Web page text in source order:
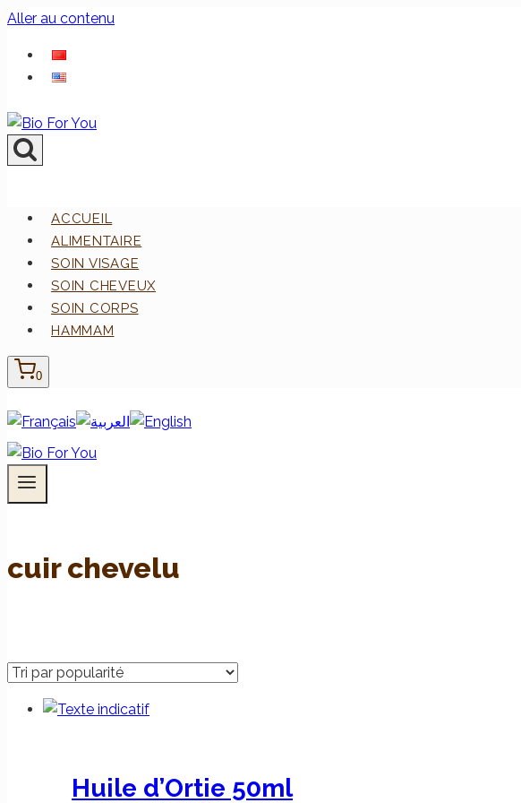
Aller au contenu
ACCUEIL
ALIMENTAIRE
SOIN VISAGE
SOIN CHEVEUX
SOIN CORPS
HAMMAM
0
cuir chevelu
Huile d’Ortie 50ml